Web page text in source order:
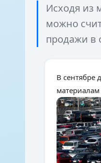
Исходя из
можно
продажи в
В сентябре